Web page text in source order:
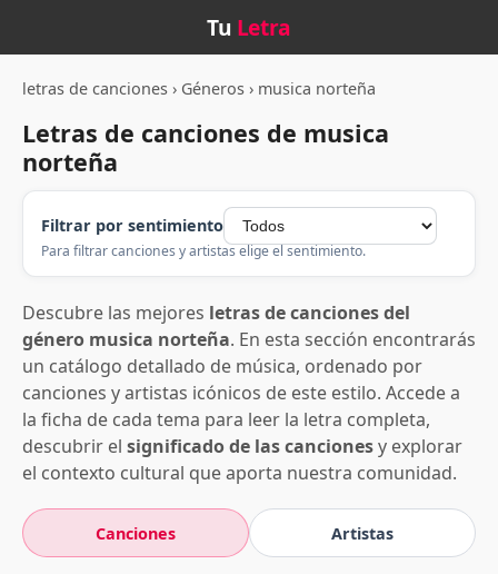
Tu Letra
letras de canciones › Géneros › musica norteña
Letras de canciones de musica
norteña
Filtrar por sentimiento
Para filtrar canciones y artistas elige el sentimiento.
Descubre las mejores letras de canciones del
género musica norteña. En esta sección encontrarás
un catálogo detallado de música, ordenado por
canciones y artistas icónicos de este estilo. Accede a
la ficha de cada tema para leer la letra completa,
descubrir el significado de las cancionesy explorar
el contexto cultural que aporta nuestra comunidad.
Canciones Artistas